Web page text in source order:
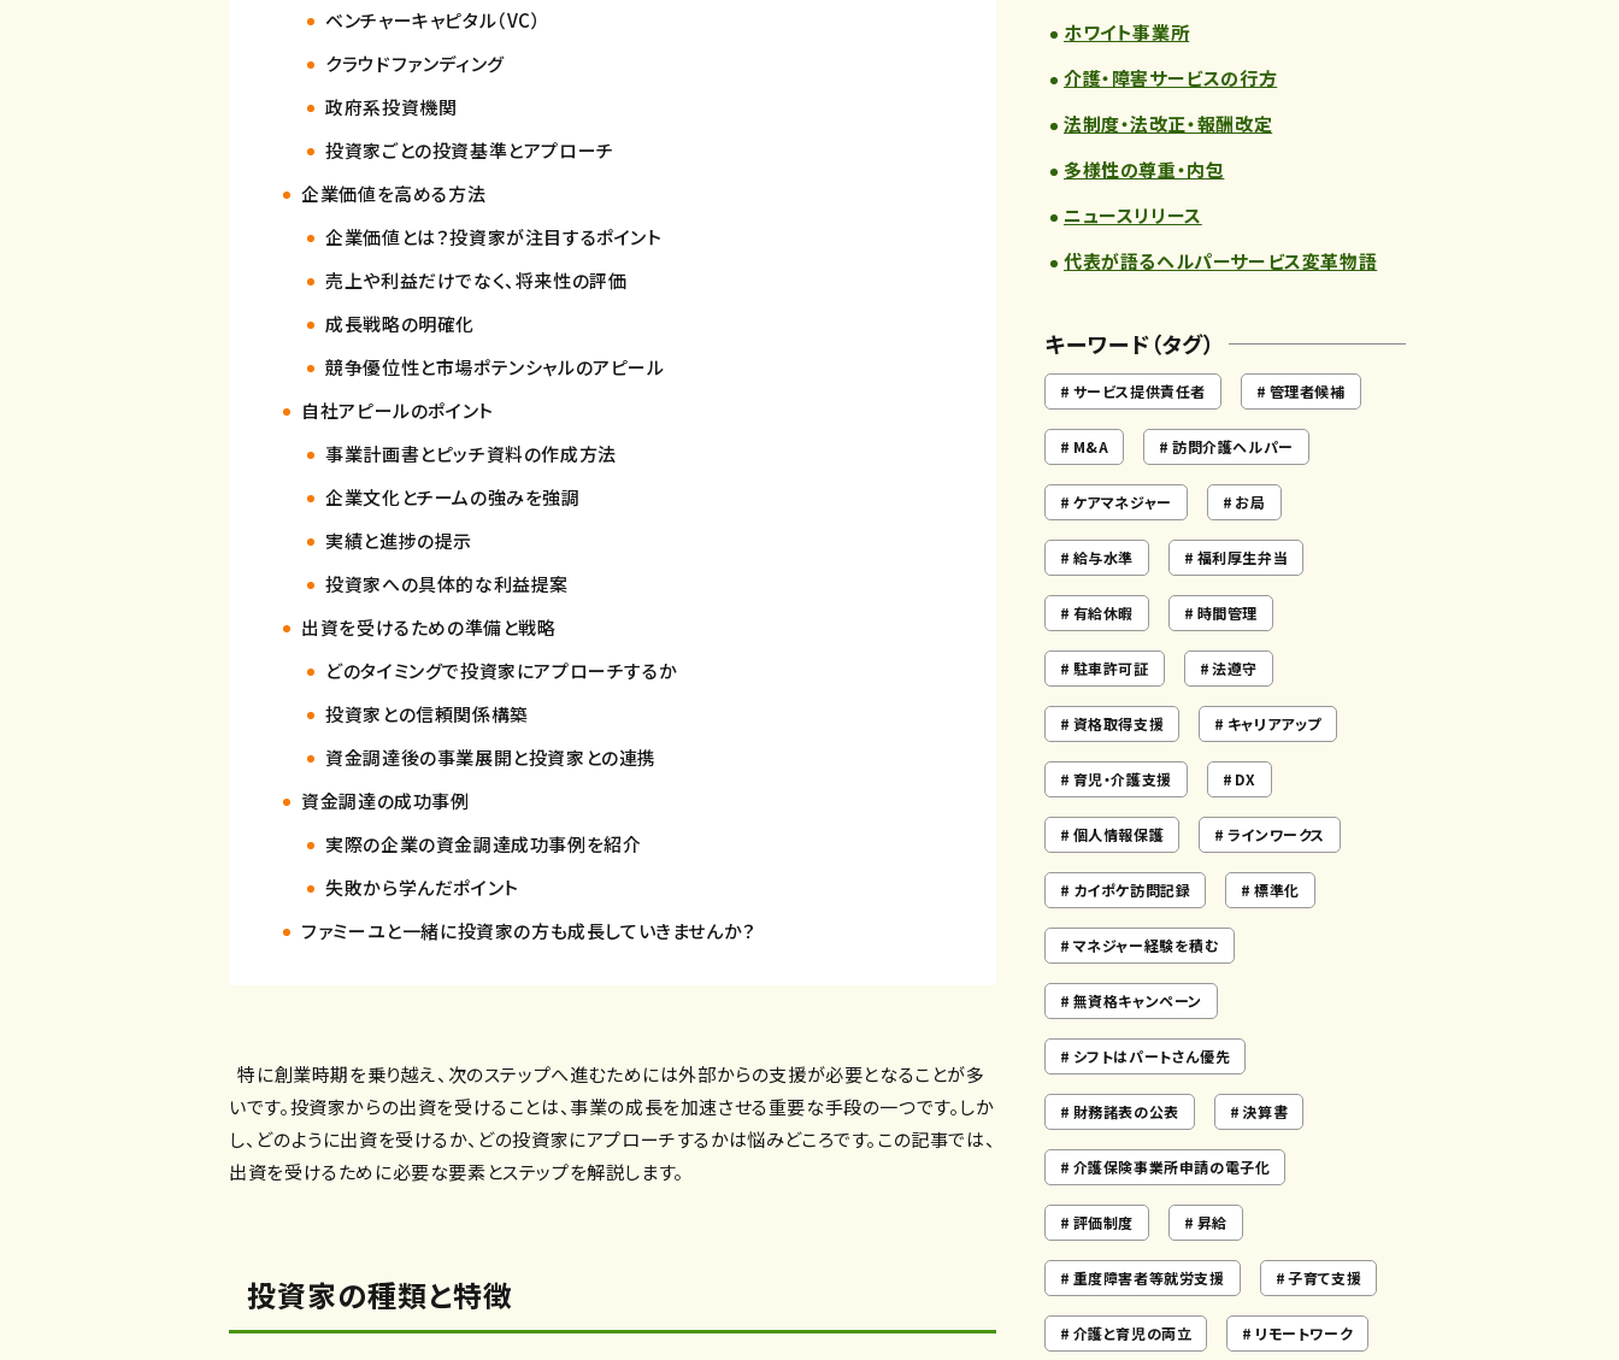
ベンチャーキャピタル（VC）
クラウドファンディング
政府系投資機関
投資家ごとの投資基準とアプローチ
企業価値を高める方法
企業価値とは？投資家が注目するポイント
売上や利益だけでなく、将来性の評価
成長戦略の明確化
競争優位性と市場ポテンシャルのアピール
自社アピールのポイント
事業計画書とピッチ資料の作成方法
企業文化とチームの強みを強調
実績と進捗の提示
投資家への具体的な利益提案
出資を受けるための準備と戦略
どのタイミングで投資家にアプローチするか
投資家との信頼関係構築
資金調達後の事業展開と投資家との連携
資金調達の成功事例
実際の企業の資金調達成功事例を紹介
失敗から学んだポイント
ファミーユと一緒に投資家の方も成長していきませんか？
特に創業時期を乗り越え、次のステップへ進むためには外部からの支援が必要となることが多
いです。投資家からの出資を受けることは、事業の成長を加速させる重要な手段の一つです。しか
し、どのように出資を受けるか、どの投資家にアプローチするかは悩みどころです。この記事では、
出資を受けるために必要な要素とステップを解説します。
投資家の種類と特徴
ホワイト事業所
介護・障害サービスの行方
法制度・法改正・報酬改定
多様性の尊重・内包
ニュースリリース
代表が語るヘルパーサービス変革物語
キーワード（タグ）
サービス提供責任者 管理者候補
M&A 訪問介護ヘルパー
ケアマネジャー お局
給与水準 福利厚生弁当
有給休暇 時間管理
駐車許可証 法遵守
資格取得支援 キャリアアップ
育児・介護支援 DX
個人情報保護 ラインワークス
カイポケ訪問記録 標準化
マネジャー経験を積む
無資格キャンペーン
シフトはパートさん優先
財務諸表の公表 決算書
介護保険事業所申請の電子化
評価制度 昇給
重度障害者等就労支援 子育て支援
介護と育児の両立 リモートワーク